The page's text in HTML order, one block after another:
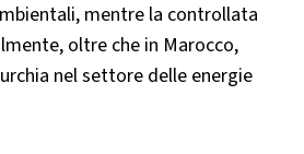
mentre la controllata
oltre che in Marocco,
nel settore delle energie